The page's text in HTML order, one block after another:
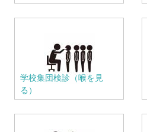
学校集団検診（喉を見
る）